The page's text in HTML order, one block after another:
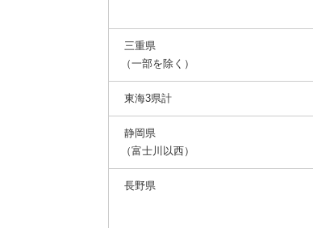
三重県
（一部を除く）
東海3県計
静岡県
（富士川以西）
長野県